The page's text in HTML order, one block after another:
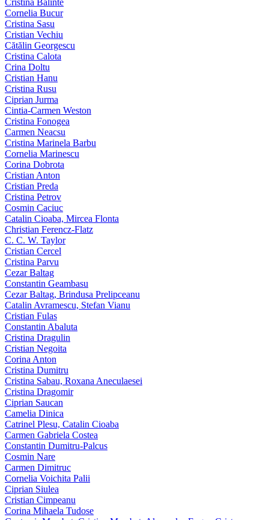
Cristina Balinte
Cornelia Bucur
Cristina Sasu
Cristian Vechiu
Cătălin Georgescu
Cristina Calota
Crina Doltu
Cristian Hanu
Cristina Rusu
Ciprian Jurma
Cintia-Carmen Weston
Cristina Fonogea
Carmen Neacsu
Cristina Marinela Barbu
Cornelia Marinescu
Corina Dobrota
Cristian Anton
Cristian Preda
Cristina Petrov
Cosmin Caciuc
Catalin Cioaba, Mircea Flonta
Christian Ferencz-Flatz
C. C. W. Taylor
Cristian Cercel
Cristina Parvu
Cezar Baltag
Constantin Geambasu
Cezar Baltag, Brindusa Prelipceanu
Catalin Avramescu, Stefan Vianu
Cristian Fulas
Constantin Abaluta
Cristina Dragulin
Cristian Negoita
Corina Anton
Cristina Dumitru
Cristina Sabau, Roxana Aneculaesei
Cristina Dragomir
Ciprian Saucan
Camelia Dinica
Catrinel Plesu, Catalin Cioaba
Carmen Gabriela Costea
Constantin Dumitru-Palcus
Cosmin Nare
Carmen Dimitruc
Cornelia Voichita Palii
Ciprian Siulea
Cristian Cimpeanu
Corina Mihaela Tudose